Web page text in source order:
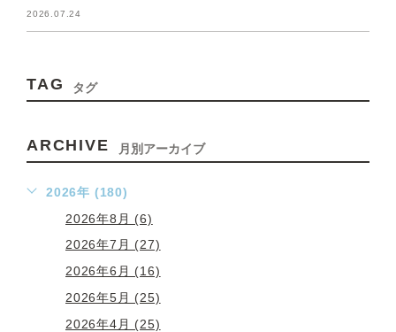
2026.07.24
TAG タグ
ARCHIVE 月別アーカイブ
2026年 (180)
2026年8月 (6)
2026年7月 (27)
2026年6月 (16)
2026年5月 (25)
2026年4月 (25)